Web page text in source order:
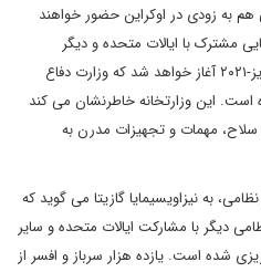
هم به زودی در اوکراین حضور خواهند
دریایی مشترک با ایالات متحده و دیگر
کشورهای ناتو در اوکراین با نام سی بریز-۲۰۲۱ آغاز خواهد شد که وزارت دفاع
است. این وزارتخانه خاطرنشان می کند
مهمات و تجهیزات مدرن به
به نیزاویسیمایا گازیتا می گوید که
شش مانور نظامی دیگر با مشارکت ایالات متحده و سایر
شده است. یازده هزار سرباز و افسر از